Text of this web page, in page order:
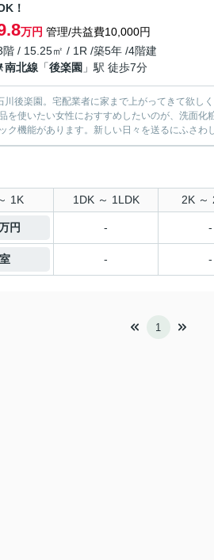
！
万円 管理/共益費10,000円
階 / 15.25㎡ / 1R /築5年 /4階建
南北線 「後楽園 」駅 徒歩7分
後楽園。宅配業者に家まで上がってきて欲し
を使いたい女性におすすめしたいのが、洗面
ク機能があります。新しい日々を送るにふさ
1K 1DK ～ 1LDK 2K ～
円 - -
- -
1